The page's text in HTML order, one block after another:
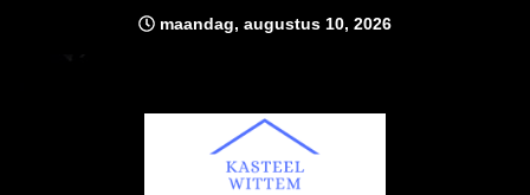
maandag, augustus 10, 2026